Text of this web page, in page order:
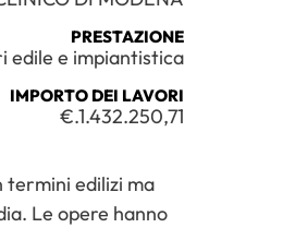
PRESTAZIONE
edile e impiantistica
IMPORTO DEI LAVORI
€.1.432.250,71
termini edilizi ma
Le opere hanno